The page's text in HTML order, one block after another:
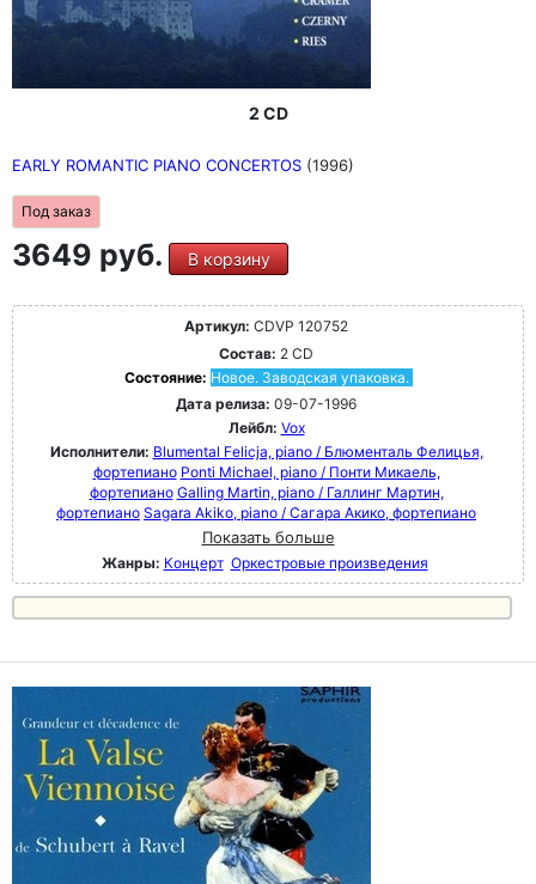
2 CD
EARLY ROMANTIC PIANO CONCERTOS (1996)
Под заказ
3649 руб. В корзину
Артикул: CDVP 120752
Состав: 2 CD
Состояние: Новое. Заводская упаковка.
Дата релиза: 09-07-1996
Лейбл: Vox
Исполнители: Blumental Felicja, piano / Блюменталь Фелицья,
фортепиано Ponti Michael, piano / Понти Микаель,
фортепиано Galling Martin, piano / Галлинг Мартин,
фортепиано Sagara Akiko, piano / Сагара Акико, фортепиано
Показать больше
Жанры: Концерт Оркестровые произведения